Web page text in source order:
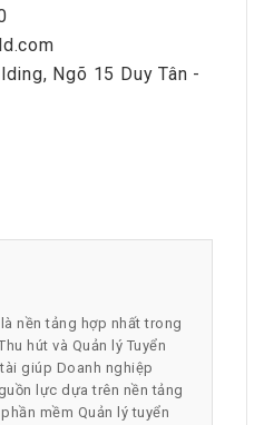
Ngõ 15 Duy Tân -
nền tảng hợp nhất trong
hút và Quản lý Tuyển
giúp Doanh nghiệp
lực dựa trên nền tảng
mềm Quản lý tuyển